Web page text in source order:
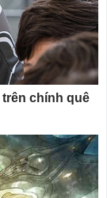
trên chính quê